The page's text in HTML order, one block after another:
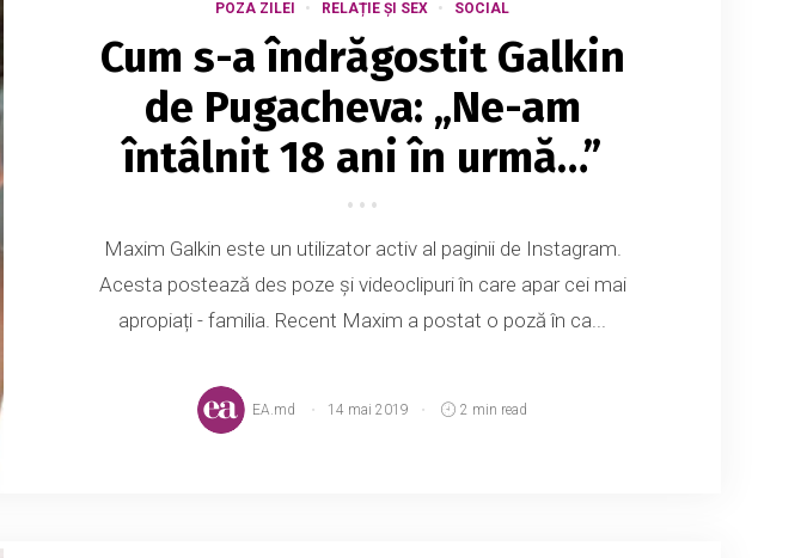
POZA ZILEI RELAȚIE ȘI SEX SOCIAL
Cum s-a îndrăgostit Galkin
de Pugacheva: „Ne-am
întâlnit 18 ani în urmă…”
Maxim Galkin este un utilizator activ al paginii de Instagram.
Acesta postează des poze și videoclipuri în care apar cei mai
apropiați - familia. Recent Maxim a postat o poză în ca...
EA.md 14 mai 2019 2 min read